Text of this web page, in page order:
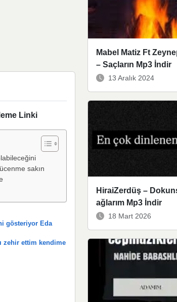
Linki
sakın
gösteriyor Eda
zehir ettim kendime
Mabel Matiz Ft
– Saçların Mp3 İndir
13 Aralık 2024
HiraiZerdüş –
ağlarım Mp3 İndir
18 Mart 2026